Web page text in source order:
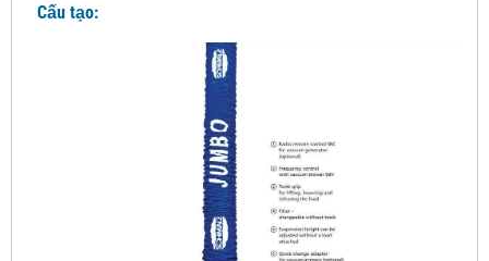
Cấu tạo: